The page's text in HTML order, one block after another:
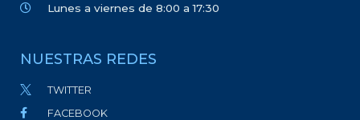
Lunes a viernes de 8:00 a 17:30
NUESTRAS REDES
TWITTER
FACEBOOK